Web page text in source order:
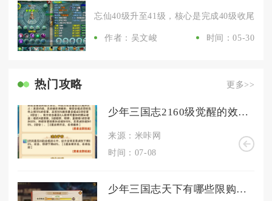
忘仙40级升至41级，核心是完成40级收尾主
作者：吴文峻 时间：05-30
热门攻略 更多>>
少年三国志2160级觉醒的效果如何
来源：米咔网
时间：07-08
少年三国志天下有哪些限购活动